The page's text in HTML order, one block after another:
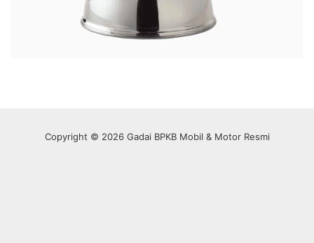
Copyright © 2026 Gadai BPKB Mobil & Motor Resmi